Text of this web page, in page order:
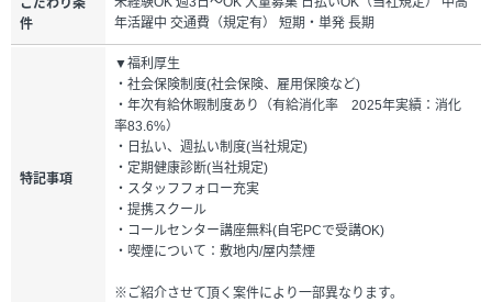
こだわり条
件
年活躍中 交通費（規定有） 短期・単発 長期
特記事項
▼福利厚生
・社会保険制度(社会保険、雇用保険など)
・年次有給休暇制度あり（有給消化率 2025年実績：消化
率83.6%）
・日払い、週払い制度(当社規定)
・定期健康診断(当社規定)
・スタッフフォロー充実
・提携スクール
・コールセンター講座無料(自宅PCで受講OK)
・喫煙について：敷地内/屋内禁煙
※ご紹介させて頂く案件により一部異なります。